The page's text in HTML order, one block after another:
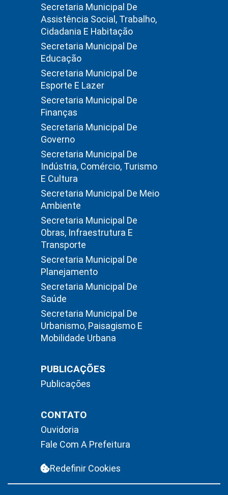
Secretaria Municipal De
Assistência Social, Trabalho,
Cidadania E Habitação
Secretaria Municipal De
Educação
Secretaria Municipal De
Esporte E Lazer
Secretaria Municipal De
Finanças
Secretaria Municipal De
Governo
Secretaria Municipal De
Indústria, Comércio, Turismo
E Cultura
Secretaria Municipal De Meio
Ambiente
Secretaria Municipal De
Obras, Infraestrutura E
Transporte
Secretaria Municipal De
Planejamento
Secretaria Municipal De
Saúde
Secretaria Municipal De
Urbanismo, Paisagismo E
Mobilidade Urbana
PUBLICAÇÕES
Publicações
CONTATO
Ouvidoria
Fale Com A Prefeitura
Redefinir Cookies